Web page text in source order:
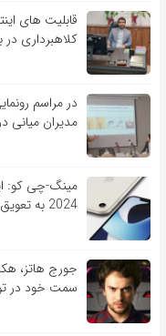
قابلیت ‏های
کلاهبرداری در
در مراسم
مدیران میانی
2024 به تعویق می‌اندازد
جورج هاتز،
سمت خود در